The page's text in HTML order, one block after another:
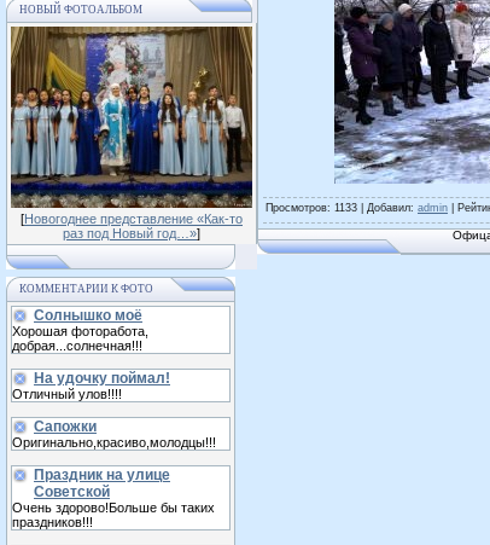
НОВЫЙ ФОТОАЛЬБОМ
[Новогоднее представление «Как-то
раз под Новый год…»]
КОММЕНТАРИИ К ФОТО
Солнышко моё
Хорошая фоторабота,
добрая...солнечная!!!
На удочку поймал!
Отличный улов!!!!
Сапожки
Оригинально,красиво,молодцы!!!
Праздник на улице
Советской
Очень здорово!Больше бы таких
праздников!!!
Просмотров: 1133 | Добавил: admin